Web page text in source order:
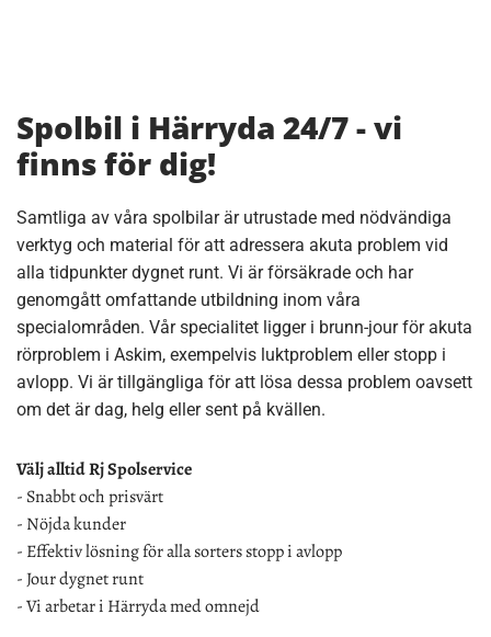
Spolbil i Härryda 24/7 - vi
finns för dig!
Samtliga av våra spolbilar är utrustade med nödvändiga
verktyg och material för att adressera akuta problem vid
alla tidpunkter dygnet runt. Vi är försäkrade och har
genomgått omfattande utbildning inom våra
specialområden. Vår specialitet ligger i brunn-jour för akuta
rörproblem i Askim, exempelvis luktproblem eller stopp i
avlopp. Vi är tillgängliga för att lösa dessa problem oavsett
om det är dag, helg eller sent på kvällen.
Välj alltid Rj Spolservice
- Snabbt och prisvärt
- Nöjda kunder
- Effektiv lösning för alla sorters stopp i avlopp
- Jour dygnet runt
- Vi arbetar i Härryda med omnejd